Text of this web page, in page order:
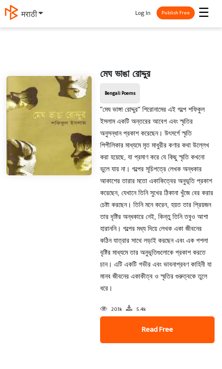
मराठी ☰
Log In Publish Free
মেঘ ভাঙা রোদ্দুর
Bengali Poems
"মেঘ ভাঙ্গা রোদ্দুর" শিরোনামের এই গল্পে শফিকুল
ইসলাম একটি অন্তরের আবেগ এবং স্মৃতির
অনুসন্ধান প্রকাশ করেছেন। উৎসর্গে স্মৃতি
পিপীলিকার মাধ্যমে মৃত মাধুরীর কণার কথা উল্লেখ
করা হয়েছে, যা প্রমাণ করে যে কিছু স্মৃতি কখনো
ভুলে যায় না। গল্পের সূচিপত্রে লেখক অন্ধকার
আকাশের তারার মতো একাকিত্বের অনুভূতি প্রকাশ
করেছেন, যেখানে তিনি সুখের ঠিকানা খুঁজে বের করার
চেষ্টা করছেন। তিনি মনে করেন, হয়ত তার প্রিয়জন
তার দৃষ্টির অন্ধকারে নেই, কিন্তু তিনি তবুও আশা
হারাননি। গল্পের মধ্য দিয়ে লেখক একা জীবনের
কঠিন যাত্রার সাথে লড়াই করছেন এবং এক পশলা
বৃষ্টির মাধ্যমে তার অনুভূতিগুলোকে প্রকাশ করতে
চান। এটি একটি গভীর এবং ভাবনাপ্রবণ কাহিনী যা
মানব জীবনের একাকীত্ব ও স্মৃতির গুরুত্বকে তুলে
ধরে।
20.1k 5.4k
Read Free